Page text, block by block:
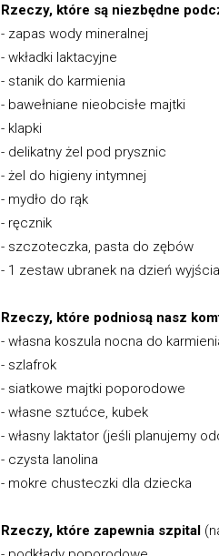
Rzeczy, które są niezbędne
- zapas wody mineralnej
- wkładki laktacyjne
- stanik do karmienia
- bawełniane nieobcisłe majtki
- klapki
- delikatny żel pod prysznic
- żel do higieny intymnej
- mydło do rąk
- ręcznik
- szczoteczka, pasta do zębów
- 1 zestaw ubranek na dzień
Rzeczy, które podniosą nasz
- własna koszula nocna do
- szlafrok
- siatkowe majtki poporodowe
- własne sztućce, kubek
- własny laktator (jeśli planujemy
- czysta lanolina
- mokre chusteczki dla dziecka
Rzeczy, które zapewnia szpital